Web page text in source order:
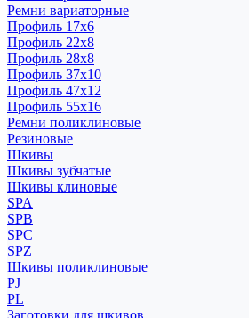
Ремни вариаторные
Профиль 17x6
Профиль 22x8
Профиль 28x8
Профиль 37x10
Профиль 47x12
Профиль 55x16
Ремни поликлиновые
Резиновые
Шкивы
Шкивы зубчатые
Шкивы клиновые
SPA
SPB
SPC
SPZ
Шкивы поликлиновые
PJ
PL
Заготовки для шкивов